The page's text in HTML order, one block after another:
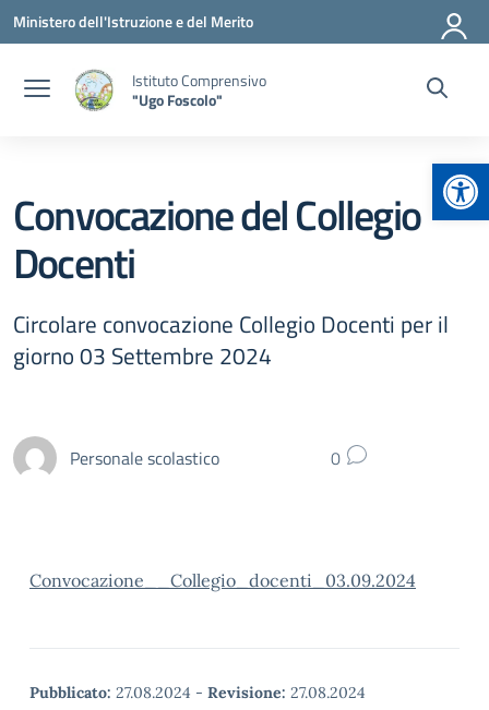
Vai ai contenuti
Vai al menu di navigazione
Vai al footer
Ministero dell'Istruzione e del Merito
Istituto Comprensivo
"Ugo Foscolo"
Convocazione del Collegio
Docenti
Circolare convocazione Collegio Docenti per il
giorno 03 Settembre 2024
Personale scolastico 0
Convocazione__Collegio_docenti_03.09.2024
Pubblicato: 27.08.2024 - Revisione: 27.08.2024